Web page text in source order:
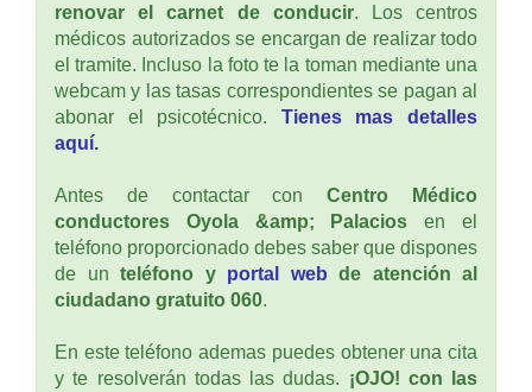
renovar el carnet de conducir. Los centros
médicos autorizados se encargan de realizar todo
el tramite. Incluso la foto te la toman mediante una
webcam y las tasas correspondientes se pagan al
abonar el psicotécnico. Tienes mas detalles
aquí.
Antes de contactar conCentro Médico
conductores Oyola &amp; Palacios en el
teléfono proporcionado debes saber que dispones
de un teléfono y portal web de atención al
ciudadano gratuito 060.
En este teléfono ademas puedes obtener una cita
y te resolverán todas las dudas. ¡OJO! con las